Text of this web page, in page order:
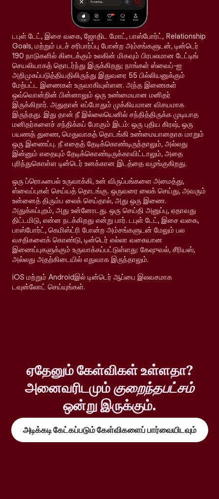
டபுள் டேட், இசை வகை, ஜோதிட மோட், பாஸ்போர்ட், Relationship
Goals, மற்றும் படச் சரிபார்ப்பு போன்ற அம்சங்களுடன், டின்டெர்
190 நாடுகளில் கிடைக்கும் உலகின் மிகவும் பிரபலமான டேட்டிங்
செயலியாகத் தொடர்ந்து இருக்கிறது; நாங்கள் ஸ்வைப்-ஐ
அறிமுகப்படுத்தியதிலிருந்து இதுவரை 55 பில்லியனுக்கும்
மேற்பட்ட இணைகள் உருவாகியுள்ளன. அந்த இணைகள்
ஒவ்வொன்றின் பின்னாலும் ஒரு உண்மையான மனிதர்
இருக்கிறார். அதுதான் எப்போதும் முக்கியமான விசயமாக
இருந்தது. இது தான் நீ இல்லையெனில் சந்தித்திருக்க முடியாத
மனிதர்களைச் சந்திக்கப் போகும் இடம்: ஒரு புதிய கிரஷ், ஒரு
பயணத் துணை, மெதுவாகத் தொடங்கி உண்மையானதாக மாறும்
ஒரு இணைப்பு. நீ எதைத் தேடிக்கொண்டிருந்தாலும், அல்லது
இன்னும் எதையும் தேடிக்கொண்டிருக்காவிட்டாலும், அதை
புரிந்துகொள்ள டின்டெர் உனக்கான இடத்தை வழங்குகிறது.
ஒரு ப்ரொஃபைல் உருவாக்கி, உன் விருப்பங்களை அமைத்து,
ஸ்வைப்புகள் செய்யத் தொடங்கு. ஒருவரை லைக் செய்து, அவரும்
உன்னைத் திரும்ப லைக் செய்தால், அது ஒரு இணை.
அதுக்கப்புறம், அது உன்னோடது. ஒரு செய்தி அனுப்பு, ஏதாவது
திட்டமிடு, என்ன நடக்கிறது என்று பார். டபுள் டேட், இசை வகை,
பாஸ்போர்ட், கெமிஸ்ட்ரி போன்ற அம்சங்களுடன் மேலும் பல
வசதிகளைக் கொண்டு, டின்டெர் எல்லா வகையான
இணைப்புகளுக்கும் உருவாக்கப்பட்டுள்ளது: கேஷுவல், சீரியஸ்,
அல்லது அதற்கிடையில் எதுவாக இருந்தாலும்.
iOS மற்றும் Androidஇல் டின்டெர் ஆப்பை இலவசமாக
டவுன்லோட் செய்யுங்கள்.
ஏதேனும் கேள்விகள் உள்ளதா?
அனைவரிடமும்குறைந்தபட்சம்
ஒன்று இருக்கும்.
அடிக்கடி கேட்கப்படும் கேள்விகளைப் பார்வையிடவும்